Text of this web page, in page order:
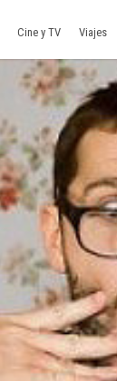
Cine y TV Viajes